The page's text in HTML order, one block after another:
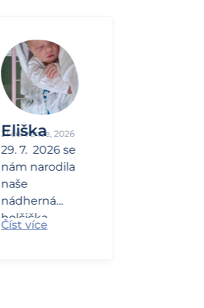
Eliška
31 července, 2026
29. 7. 2026 se
nám narodila
naše
nádherná
holčička
Eliška. Moc
Číst více